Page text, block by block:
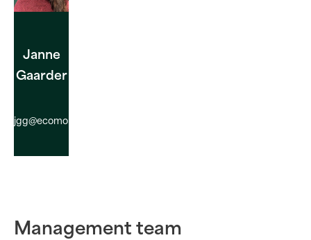
Janne
Gaarder
jgg@ecomobility.com
Management team